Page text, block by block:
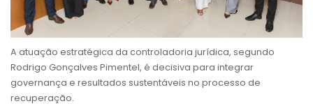
A atuação estratégica da controladoria jurídica, segundo
Rodrigo Gonçalves Pimentel, é decisiva para integrar
governança e resultados sustentáveis no processo de
recuperação.